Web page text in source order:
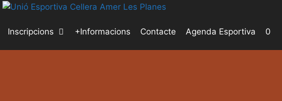
Inscripcions +Informacions Contacte Agenda Esportiva 0